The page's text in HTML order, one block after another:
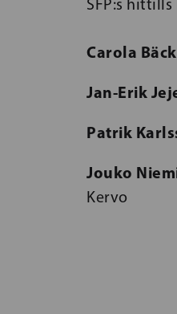
SFP:s
Carola
Jan-Erik
Patrik
Jouko
Kervo